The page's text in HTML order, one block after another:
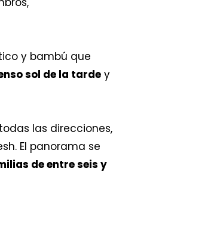
y bambú que
sol de la tarde y
las direcciones,
El panorama se
de entre seis y